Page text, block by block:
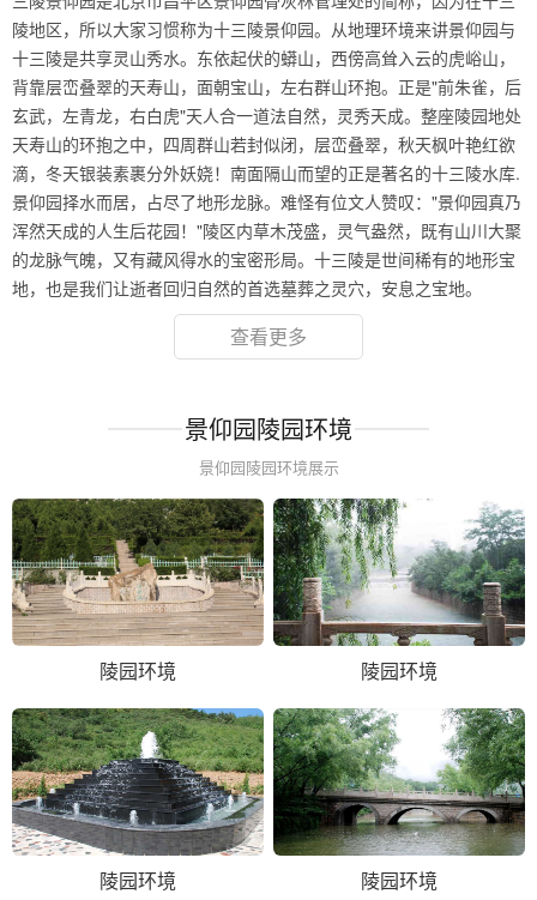
陵地区，所以大家习惯称为十三陵景仰园。从地理环境来讲景仰园与
十三陵是共享灵山秀水。东依起伏的蟒山，西傍高耸入云的虎峪山，
背靠层峦叠翠的天寿山，面朝宝山，左右群山环抱。正是"前朱雀，后
玄武，左青龙，右白虎"天人合一道法自然，灵秀天成。整座陵园地处
天寿山的环抱之中，四周群山若封似闭，层峦叠翠，秋天枫叶艳红欲
滴，冬天银装素裹分外妖娆！南面隔山而望的正是著名的十三陵水库.
景仰园择水而居，占尽了地形龙脉。难怪有位文人赞叹："景仰园真乃
浑然天成的人生后花园！"陵区内草木茂盛，灵气盎然，既有山川大聚
的龙脉气魄，又有藏风得水的宝密形局。十三陵是世间稀有的地形宝
地，也是我们让逝者回归自然的首选墓葬之灵穴，安息之宝地。
查看更多
景仰园陵园环境
景仰园陵园环境展示
陵园环境 陵园环境
陵园环境 陵园环境